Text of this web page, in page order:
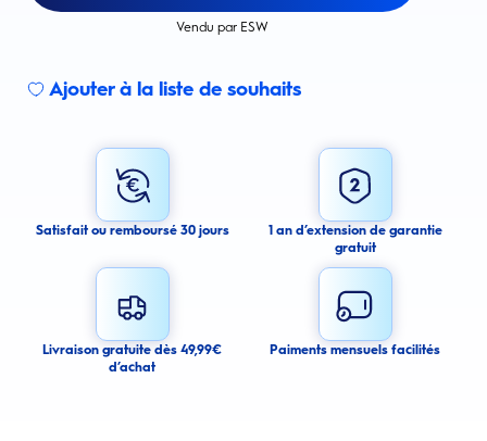
Vendu par ESW
Ajouter à la liste de souhaits
I agree to receive email alerts about this product.
By signing up for email alerts, you agree to receive email
communications regarding this product. We may use your email address
to send you email messages about product availability. We process your
personal data as stated in our Privacy Policy. You may withdraw your
consent or manage your email preferences at any time.
Cancel
Satisfait ou remboursé 30 jours
1 an d’extension de garantie
gratuit
Livraison gratuite dès 49,99€
d’achat
Paiments mensuels facilités